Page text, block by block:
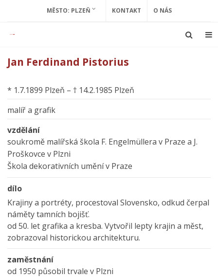
MĚSTO: PLZEŇ KONTAKT O NÁS
Jan Ferdinand Pistorius
* 1.7.1899 Plzeň – † 14.2.1985 Plzeň
malíř a grafik
vzdělání
soukromě malířská škola F. Engelmüllera v Praze a J.
Proškovce v Plzni
Škola dekorativních umění v Praze
dílo
Krajiny a portréty, procestoval Slovensko, odkud čerpal
náměty tamních bojišť.
od 50. let grafika a kresba. Vytvořil lepty krajin a měst,
zobrazoval historickou architekturu.
zaměstnání
od 1950 působil trvale v Plzni